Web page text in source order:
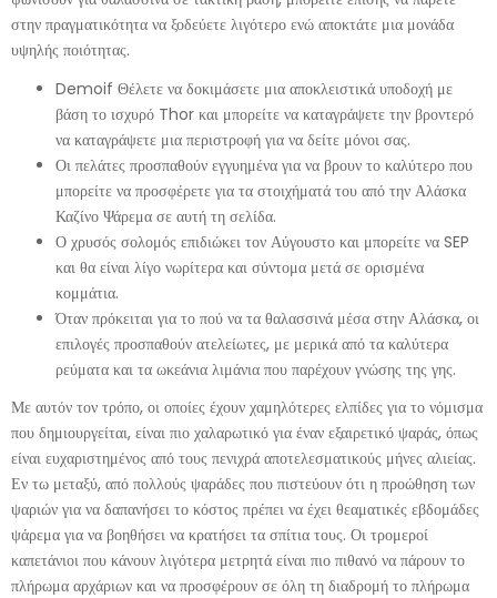
στην πραγματικότητα να ξοδεύετε λιγότερο ενώ αποκτάτε μια μονάδα
υψηλής ποιότητας.
Demoif Θέλετε να δοκιμάσετε μια αποκλειστικά υποδοχή με
βάση το ισχυρό Thor και μπορείτε να καταγράψετε την βροντερό
να καταγράψετε μια περιστροφή για να δείτε μόνοι σας.
Οι πελάτες προσπαθούν εγγυημένα για να βρουν το καλύτερο που
μπορείτε να προσφέρετε για τα στοιχήματά του από την Αλάσκα
Καζίνο Ψάρεμα σε αυτή τη σελίδα.
Ο χρυσός σολομός επιδιώκει τον Αύγουστο και μπορείτε να SEP
και θα είναι λίγο νωρίτερα και σύντομα μετά σε ορισμένα
κομμάτια.
Όταν πρόκειται για το πού να τα θαλασσινά μέσα στην Αλάσκα, οι
επιλογές προσπαθούν ατελείωτες, με μερικά από τα καλύτερα
ρεύματα και τα ωκεάνια λιμάνια που παρέχουν γνώσης της γης.
Με αυτόν τον τρόπο, οι οποίες έχουν χαμηλότερες ελπίδες για το νόμισμα
που δημιουργείται, είναι πιο χαλαρωτικό για έναν εξαιρετικό ψαράς, όπως
είναι ευχαριστημένος από τους πενιχρά αποτελεσματικούς μήνες αλιείας.
Εν τω μεταξύ, από πολλούς ψαράδες που πιστεύουν ότι η προώθηση των
ψαριών για να δαπανήσει το κόστος πρέπει να έχει θεαματικές εβδομάδες
ψάρεμα για να βοηθήσει να κρατήσει τα σπίτια τους. Οι τρομεροί
καπετάνιοι που κάνουν λιγότερα μετρητά είναι πιο πιθανό να πάρουν το
πλήρωμα αρχάριων και να προσφέρουν σε όλη τη διαδρομή το πλήρωμα